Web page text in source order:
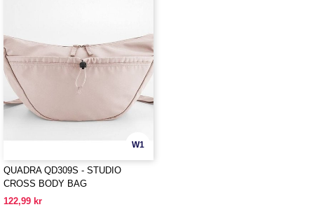
W1
QUADRA QD309S - STUDIO
CROSS BODY BAG
122,99 kr